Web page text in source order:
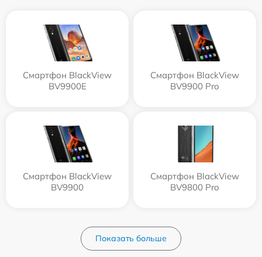
Смартфон BlackView
BV9900E
Смартфон BlackView
BV9900 Pro
Смартфон BlackView
BV9900
Смартфон BlackView
BV9800 Pro
Показать больше